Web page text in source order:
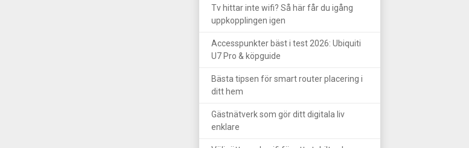
Tv hittar inte wifi? Så här får du igång
uppkopplingen igen
Accesspunkter bäst i test 2026: Ubiquiti
U7 Pro & köpguide
Bästa tipsen för smart router placering i
ditt hem
Gästnätverk som gör ditt digitala liv
enklare